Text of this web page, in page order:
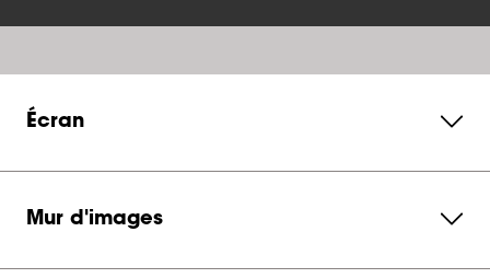
Écran
Mur d'images